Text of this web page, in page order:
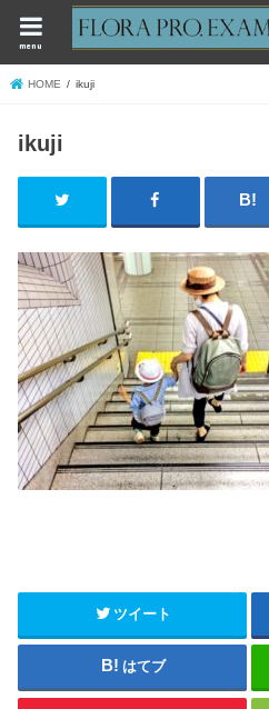
menu
HOME ikuji
ikuji
ツイート
はてブ